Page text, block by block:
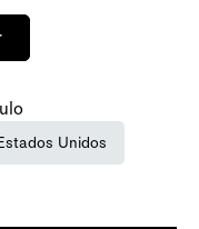
Unidos